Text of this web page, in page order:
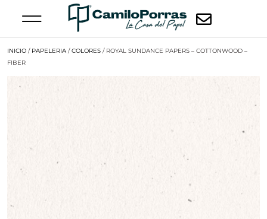
INICIO / PAPELERIA /COLORES / ROYAL SUNDANCE PAPERS – COTTONWOOD –
FIBER